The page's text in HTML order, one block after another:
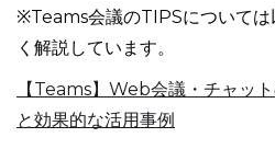
※Teams会議のTIPSについては
く解説しています。
【Teams】Web会議・チャッ
と効果的な活用事例